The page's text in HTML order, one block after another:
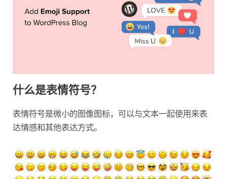
什么是表情符号？
表情符号是微小的图像图标，可以与文本一起使用来表
达情感和其他表达方式。